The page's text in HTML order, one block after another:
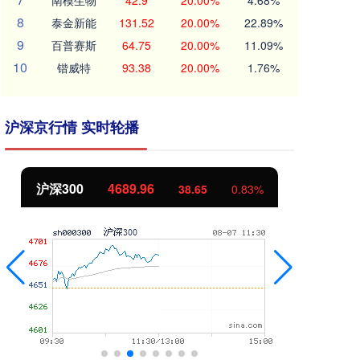
8 泰金新能 131.52 20.00% 22.89%
9 百普赛斯 64.75 20.00% 11.09%
10 锴威特 93.38 20.00% 1.76%
沪深京行情 实时轮播
北证50 1129.72 6.84 0.61%